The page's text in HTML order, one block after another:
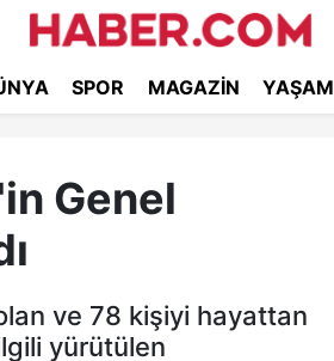
SPOR MAGAZIN YAŞAM
Genel
ve 78 kişiyi hayattan
yürütülen